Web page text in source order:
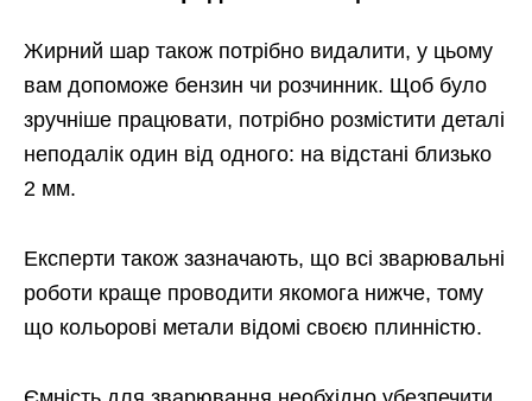
Жирний шар також потрібно видалити, у цьому
вам допоможе бензин чи розчинник. Щоб було
зручніше працювати, потрібно розмістити деталі
неподалік один від одного: на відстані близько
2 мм.
Експерти також зазначають, що всі зварювальні
роботи краще проводити якомога нижче, тому
що кольорові метали відомі своєю плинністю.